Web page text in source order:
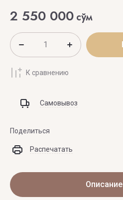
2 550 000 сўм
К сравнению
Самовывоз
Поделиться
Распечатать
Описание